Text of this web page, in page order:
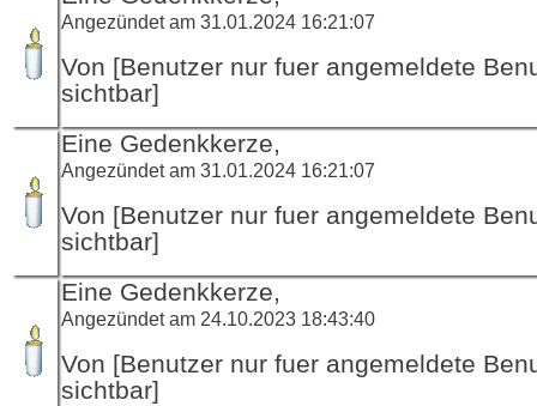
Angezündet am 31.01.2024 16:21:07
Von [Benutzer nur fuer angemeldete
sichtbar]
Eine Gedenkkerze,
Angezündet am 31.01.2024 16:21:07
Von [Benutzer nur fuer angemeldete
sichtbar]
Eine Gedenkkerze,
Angezündet am 24.10.2023 18:43:40
Von [Benutzer nur fuer angemeldete
sichtbar]